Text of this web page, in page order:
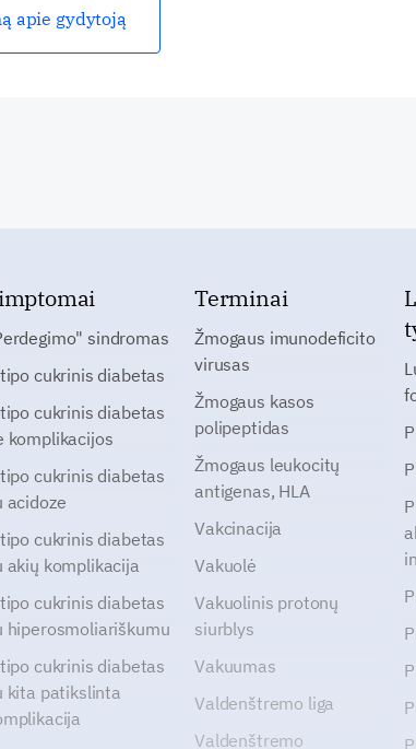
apie gydytoją
sindromas
cukrinis diabetas
cukrinis diabetas
komplikacijos
cukrinis diabetas
acidoze
cukrinis diabetas
akių komplikacija
cukrinis diabetas
hiperosmoliariškumu
cukrinis diabetas
kita patikslinta
Terminai
Žmogaus imunodeficito
virusas
Žmogaus kasos
polipeptidas
Žmogaus leukocitų
antigenas, HLA
Vakcinacija
Vakuolė
Vakuolinis protonų
siurblys
Vakuumas
Valdenštremo liga
Valdenštremo